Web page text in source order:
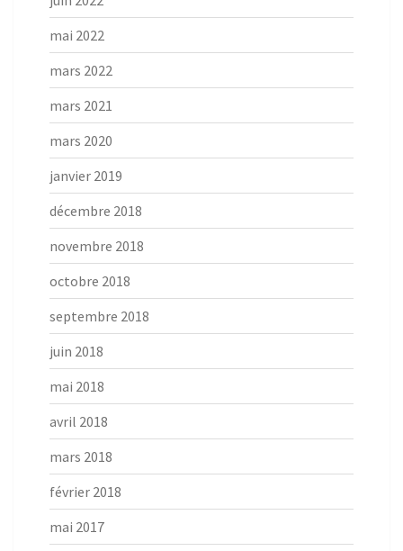
mai 2022
mars 2022
mars 2021
mars 2020
janvier 2019
décembre 2018
novembre 2018
octobre 2018
septembre 2018
juin 2018
mai 2018
avril 2018
mars 2018
février 2018
mai 2017